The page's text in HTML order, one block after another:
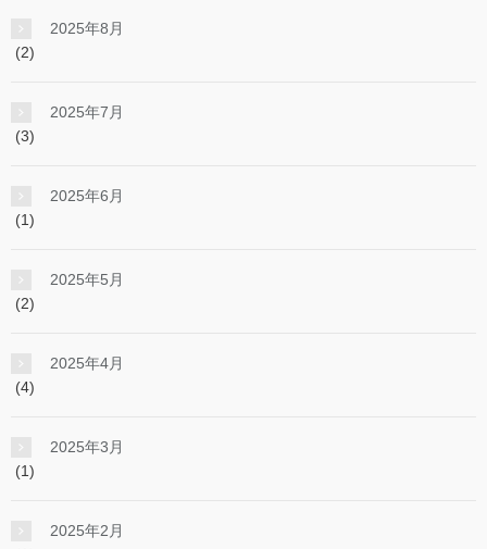
2025年8月
(2)
2025年7月
(3)
2025年6月
(1)
2025年5月
(2)
2025年4月
(4)
2025年3月
(1)
2025年2月